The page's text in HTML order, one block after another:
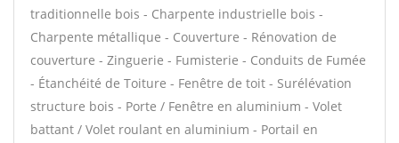
traditionnelle bois - Charpente industrielle bois -
Charpente métallique - Couverture - Rénovation de
couverture - Zinguerie - Fumisterie - Conduits de Fumée
- Étanchéité de Toiture - Fenêtre de toit - Surélévation
structure bois - Porte / Fenêtre en aluminium - Volet
battant / Volet roulant en aluminium - Portail en